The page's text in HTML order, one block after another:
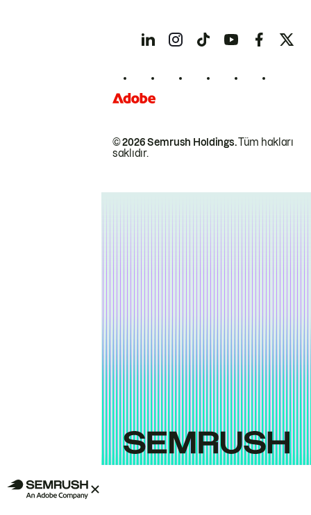
© 2026 Semrush Holdings.Tüm hakları
saklıdır.